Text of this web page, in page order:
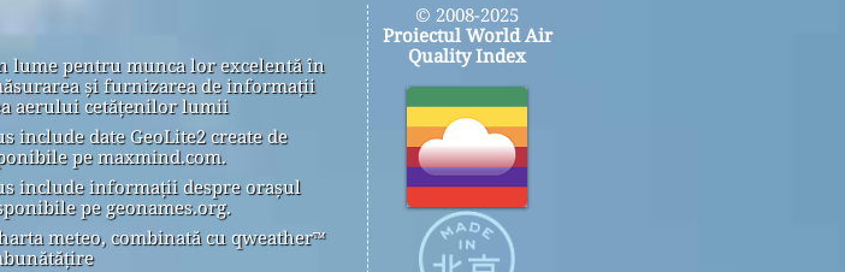
lume pentru munca lor excelentă în
și furnizarea de informații
aerului cetățenilor lumii
include date GeoLite2 create de
pe maxmind.com.
include informații despre orașul
pe geonames.org.
meteo, combinată cu qweather™
© 2008-2025
Proiectul World Air
Quality Index